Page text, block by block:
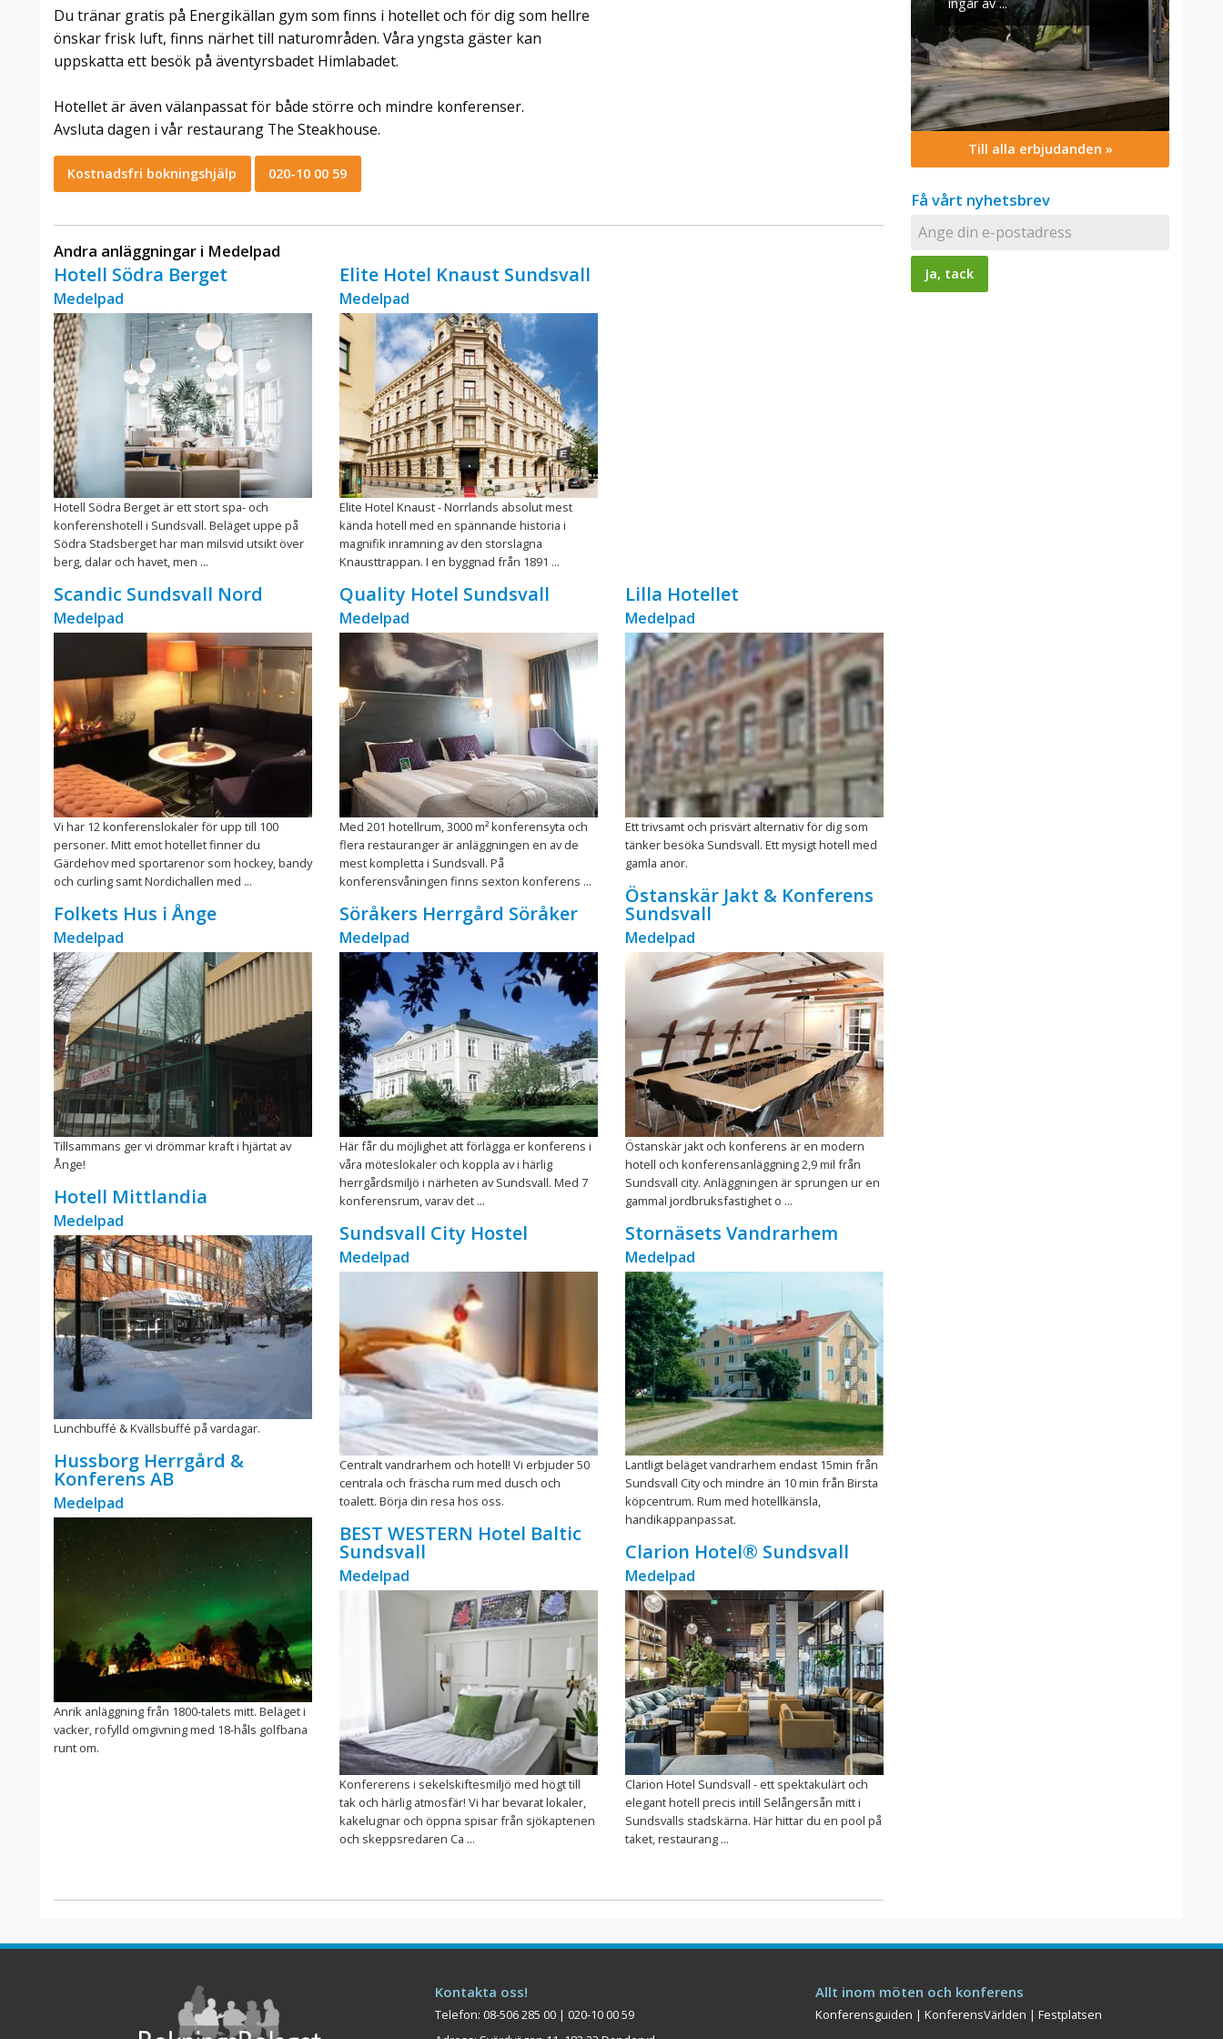
Du tränar gratis på Energikällan gym som finns i hotellet och för dig som hellre
önskar frisk luft, finns närhet till naturområden. Våra yngsta gäster kan
uppskatta ett besök på äventyrsbadet Himlabadet.
Hotellet är även välanpassat för både större och mindre konferenser.
Avsluta dagen i vår restaurang The Steakhouse.
Kostnadsfri bokningshjälp 020-10 00 59
Andra anläggningar i Medelpad
Hotell Södra Berget
Medelpad
Hotell Södra Berget är ett stort spa- och
konferenshotell i Sundsvall. Beläget uppe på
Södra Stadsberget har man milsvid utsikt över
berg, dalar och havet, men ...
Elite Hotel Knaust Sundsvall
Medelpad
Elite Hotel Knaust - Norrlands absolut mest
kända hotell med en spännande historia i
magnifik inramning av den storslagna
Knausttrappan. I en byggnad från 1891 ...
Scandic Sundsvall Nord
Medelpad
Vi har 12 konferenslokaler för upp till 100
personer. Mitt emot hotellet finner du
Gärdehov med sportarenor som hockey, bandy
och curling samt Nordichallen med ...
Folkets Hus i Ånge
Medelpad
Tillsammans ger vi drömmar kraft i hjärtat av
Ånge!
Hotell Mittlandia
Medelpad
Lunchbuffé & Kvällsbuffé på vardagar.
Hussborg Herrgård &
Konferens AB
Medelpad
Anrik anläggning från 1800-talets mitt. Beläget i
vacker, rofylld omgivning med 18-håls golfbana
runt om.
Quality Hotel Sundsvall
Medelpad
Med 201 hotellrum, 3000 m² konferensyta och
flera restauranger är anläggningen en av de
mest kompletta i Sundsvall. På
konferensvåningen finns sexton konferens ...
Söråkers Herrgård Söråker
Medelpad
Här får du möjlighet att förlägga er konferens i
våra möteslokaler och koppla av i härlig
herrgårdsmiljö i närheten av Sundsvall. Med 7
konferensrum, varav det ...
Sundsvall City Hostel
Medelpad
Centralt vandrarhem och hotell! Vi erbjuder 50
centrala och fräscha rum med dusch och
toalett. Börja din resa hos oss.
BEST WESTERN Hotel Baltic
Sundsvall
Medelpad
Konfererens i sekelskiftesmiljö med högt till
tak och härlig atmosfär! Vi har bevarat lokaler,
kakelugnar och öppna spisar från sjökaptenen
och skeppsredaren Ca ...
Lilla Hotellet
Medelpad
Ett trivsamt och prisvärt alternativ för dig som
tänker besöka Sundsvall. Ett mysigt hotell med
gamla anor.
Östanskär Jakt & Konferens
Sundsvall
Medelpad
Östanskär jakt och konferens är en modern
hotell och konferensanläggning 2,9 mil från
Sundsvall city. Anläggningen är sprungen ur en
gammal jordbruksfastighet o ...
Stornäsets Vandrarhem
Medelpad
Lantligt beläget vandrarhem endast 15min från
Sundsvall City och mindre än 10 min från Birsta
köpcentrum. Rum med hotellkänsla,
handikappanpassat.
Clarion Hotel® Sundsvall
Medelpad
Clarion Hotel Sundsvall - ett spektakulärt och
elegant hotell precis intill Selångersån mitt i
Sundsvalls stadskärna. Här hittar du en pool på
taket, restaurang ...
Till alla erbjudanden »
Få vårt nyhetsbrev
Kontakta oss!
Telefon: 08-506 285 00 | 020-10 00 59
Allt inom möten och konferens
Konferensguiden |KonferensVärlden |Festplatsen